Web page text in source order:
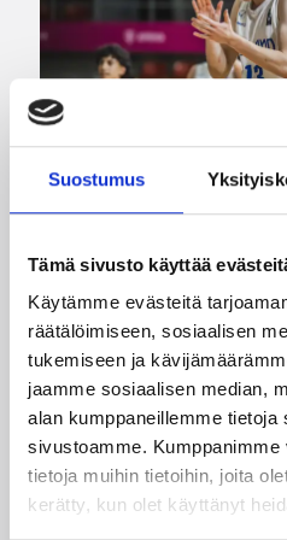
Suostumus
Tämä sivusto käyttää
Käytämme evästeitä
räätälöimiseen, sosiaalisen
tukemiseen ja
jaamme sosiaalisen median,
alan kumppaneillemme tietoja
sivustoamme. Kumppanimme
tietoja muihin tietoihin, joita
kerätty, kun olet käyttänyt
EM-kilpailut 08.08.2026
Suomen 16-
voittivat
kisojen voittotili
vakuuttavalla
Suomen 16-vuotiaat pojat